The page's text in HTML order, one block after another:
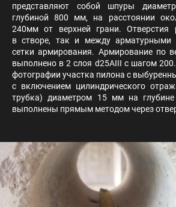
представляют собой шпуры
глубиной 800 мм, на расстоянии
240мм от верхней грани. Отверстия
в створе, так и между арматурными
сетки армирования. Армирование по
выполнено в 2 слоя d25AIII с шагом
фотографии участка пилона с
с включением цилиндрического
трубка) диаметром 15 мм на
выполнены прямым методом через